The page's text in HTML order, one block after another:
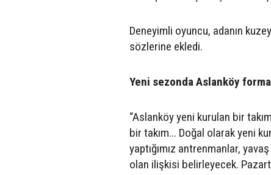
Deneyimli oyuncu, adanın
sözlerine ekledi.
Yeni sezonda Aslanköy
“Aslanköy yeni kurulan bir
bir takım... Doğal olarak yeni
yaptığımız antrenmanlar,
olan ilişkisi belirleyecek.